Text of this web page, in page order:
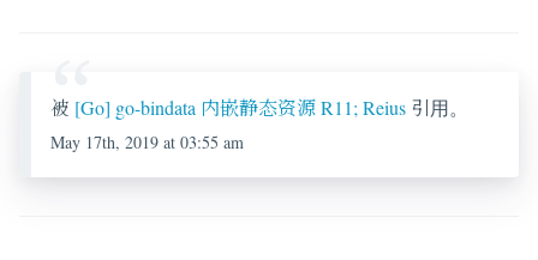
被 [Go] go-bindata 内嵌静态资源 R11; Reius 引用。
May 17th, 2019 at 03:55 am